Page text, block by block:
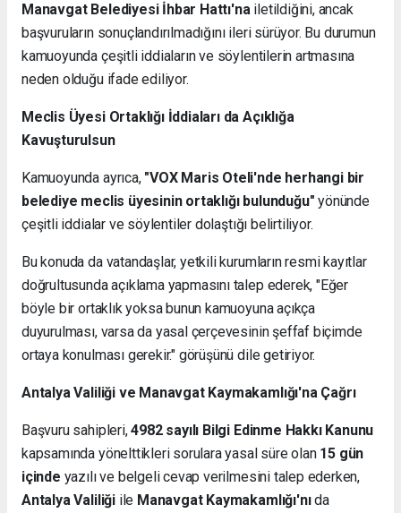
Manavgat Belediyesi İhbar Hattı'na iletildiğini, ancak
başvuruların sonuçlandırılmadığını ileri sürüyor. Bu durumun
kamuoyunda çeşitli iddiaların ve söylentilerin artmasına
neden olduğu ifade ediliyor.
Meclis Üyesi Ortaklığı İddiaları da Açıklığa
Kavuşturulsun
Kamuoyunda ayrıca, "VOX Maris Oteli'nde herhangi bir
belediye meclis üyesinin ortaklığı bulunduğu" yönünde
çeşitli iddialar ve söylentiler dolaştığı belirtiliyor.
Bu konuda da vatandaşlar, yetkili kurumların resmi kayıtlar
doğrultusunda açıklama yapmasını talep ederek, "Eğer
böyle bir ortaklık yoksa bunun kamuoyuna açıkça
duyurulması, varsa da yasal çerçevesinin şeffaf biçimde
ortaya konulması gerekir." görüşünü dile getiriyor.
Antalya Valiliği ve Manavgat Kaymakamlığı'na Çağrı
Başvuru sahipleri,4982 sayılı Bilgi Edinme Hakkı Kanunu
kapsamında yönelttikleri sorulara yasal süre olan 15 gün
içinde yazılı ve belgeli cevap verilmesini talep ederken,
Antalya Valiliğiile Manavgat Kaymakamlığı'nıda